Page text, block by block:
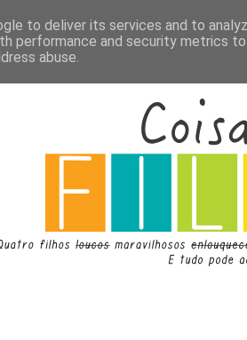
to deliver its services and to
performance and security metrics
abuse.